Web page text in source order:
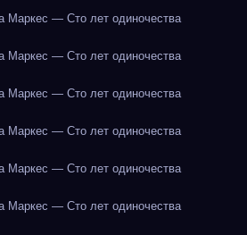
Маркес — Сто лет одиночества
Маркес — Сто лет одиночества
Маркес — Сто лет одиночества
Маркес — Сто лет одиночества
Маркес — Сто лет одиночества
Маркес — Сто лет одиночества